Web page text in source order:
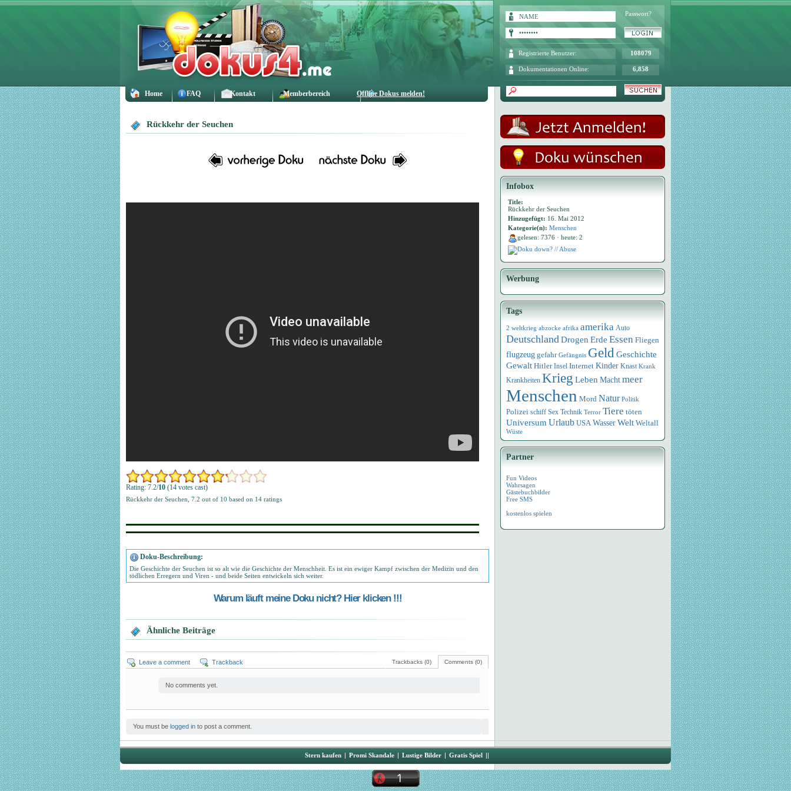
Home FAQ Kontakt Memberbereich Offline Dokus melden!
Passwort?
Registrierte Benutzer: 108079
Dokumentationen Online: 6,858
Rückkehr der Seuchen
Rating: 7.2/10 (14 votes cast)
Rückkehr der Seuchen 7.2 out of 10 based on 14 ratings
Doku-Beschreibung:
Die Geschichte der Seuchen ist so alt wie die Geschichte der Menschheit. Es ist ein ewiger Kampf zwischen der Medizin und den
tödlichen Erregern und Viren - und beide Seiten entwickeln sich weiter.
Warum läuft meine Doku nicht? Hier klicken !!!
Ähnliche Beiträge
Comments (0)
Trackbacks (0)
Leave a comment Trackback
No comments yet.
You must be logged in to post a comment.
Infobox
Title:
Rückkehr der Seuchen
Hinzugefügt: 16. Mai 2012
Kategorie(n): Menschen
gelesen: 7376 · heute: 2
Doku down? // Abuse
Werbung
Tags
2 weltkrieg abzocke afrika amerika Auto
DeutschlandDrogen Erde Essen Fliegen
flugzeug gefahr Gefängnis GeldGeschichte
Gewalt Hitler Insel Internet Kinder Knast Krank
Krankheiten Krieg Leben Macht meer
Menschen Mord Natur Politik
Polizei schiff Sex Technik Terror Tiere töten
Universum Urlaub USA WasserWelt Weltall
Wüste
Partner
Fun Videos
Wahrsagen
Gästebuchbilder
Free SMS
kostenlos spielen
Stern kaufen | Promi Skandale | Lustige Bilder | Gratis Spiel ||